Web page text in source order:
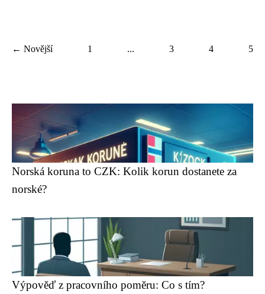
← Novější 1 ... 3 4 5
Norská koruna to CZK: Kolik korun dostanete za
norské?
Výpověď z pracovního poměru: Co s tím?